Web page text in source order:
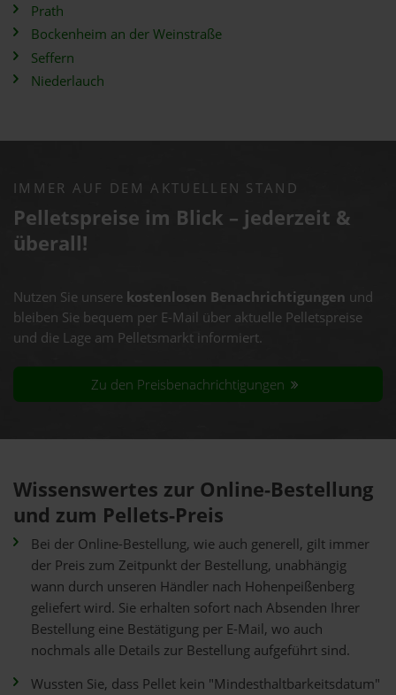
Prath
Bockenheim an der Weinstraße
Seffern
Niederlauch
IMMER AUF DEM AKTUELLEN STAND
Pelletspreise im Blick – jederzeit &
überall!
Nutzen Sie unsere kostenlosen Benachrichtigungen und
bleiben Sie bequem per E-Mail über aktuelle Pelletspreise
und die Lage am Pelletsmarkt informiert.
Zu den Preisbenachrichtigungen
Wissenswertes zur Online-Bestellung
und zum Pellets-Preis
Bei der Online-Bestellung, wie auch generell, gilt immer
der Preis zum Zeitpunkt der Bestellung, unabhängig
wann durch unseren Händler nach Hohenpeißenberg
geliefert wird. Sie erhalten sofort nach Absenden Ihrer
Bestellung eine Bestätigung per E-Mail, wo auch
nochmals alle Details zur Bestellung aufgeführt sind.
Wussten Sie, dass Pellet kein "Mindesthaltbarkeitsdatum"